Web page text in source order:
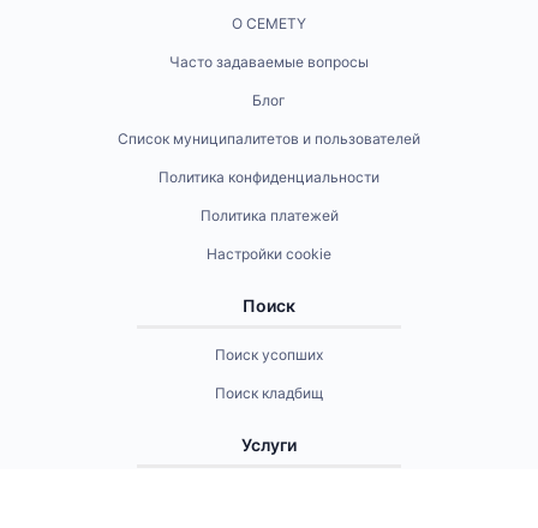
О CEMETY
Часто задаваемые вопросы
Блог
Список муниципалитетов и пользователей
Политика конфиденциальности
Политика платежей
Настройки cookie
Поиск
Поиск усопших
Поиск кладбищ
Услуги